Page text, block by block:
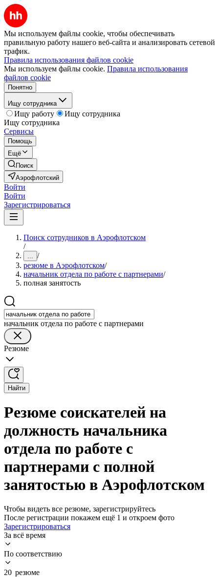
Мы используем файлы cookie, чтобы обеспечивать
правильную работу нашего веб-сайта и анализировать сетевой
трафик.
Правила использования файлов cookie
Мы используем файлы cookie. Правила использования
файлов cookie
Понятно
Ищу сотрудника
Ищу работу
Ищу сотрудника
Ищу сотрудника
Сервисы
Помощь
Ещё
Поиск
Аэрофлотский
Войти
Войти
Зарегистрироваться
Поиск сотрудников в Аэрофлотском
/
... /
резюме в Аэрофлотском/
начальник отдела по работе с партнерами/
полная занятость
начальник отдела по работе с партнерами
Резюме
Найти
Резюме соискателей на
должность начальника
отдела по работе с
партнерами с полной
занятостью в Аэрофлотском
Чтобы видеть все резюме, зарегистрируйтесь
После регистрации покажем ещё 1 и откроем фото
Зарегистрироваться
За всё время
По соответствию
20 резюме